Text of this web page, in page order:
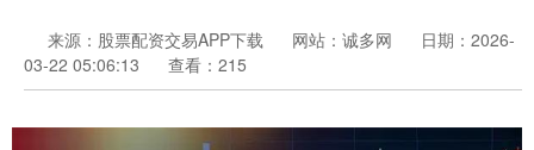
来源：股票配资交易APP下载 网站：诚多网
日期：2026-
03-22 05:06:13
查看：215